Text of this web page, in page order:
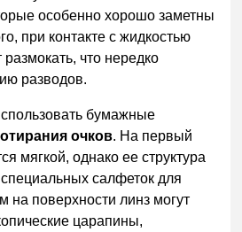
особенно хорошо заметны
при контакте с жидкостью
что нередко
разводов.
бумажные
очков. На первый
мягкой, однако ее структура
салфеток для
на поверхности линз могут
царапины,